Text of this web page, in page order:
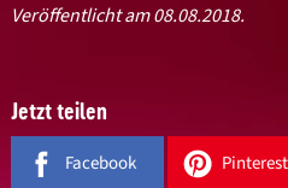
Veröffentlicht am 08.08.2018.
Jetzt teilen
Facebook Pinterest